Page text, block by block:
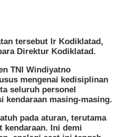
tersebut Ir Kodiklatad,
Direktur Kodiklatad.
TNI Windiyatno
mengenai kedisiplinan
seluruh personel
kendaraan masing-masing.
pada aturan, terutama
kendaraan. Ini demi